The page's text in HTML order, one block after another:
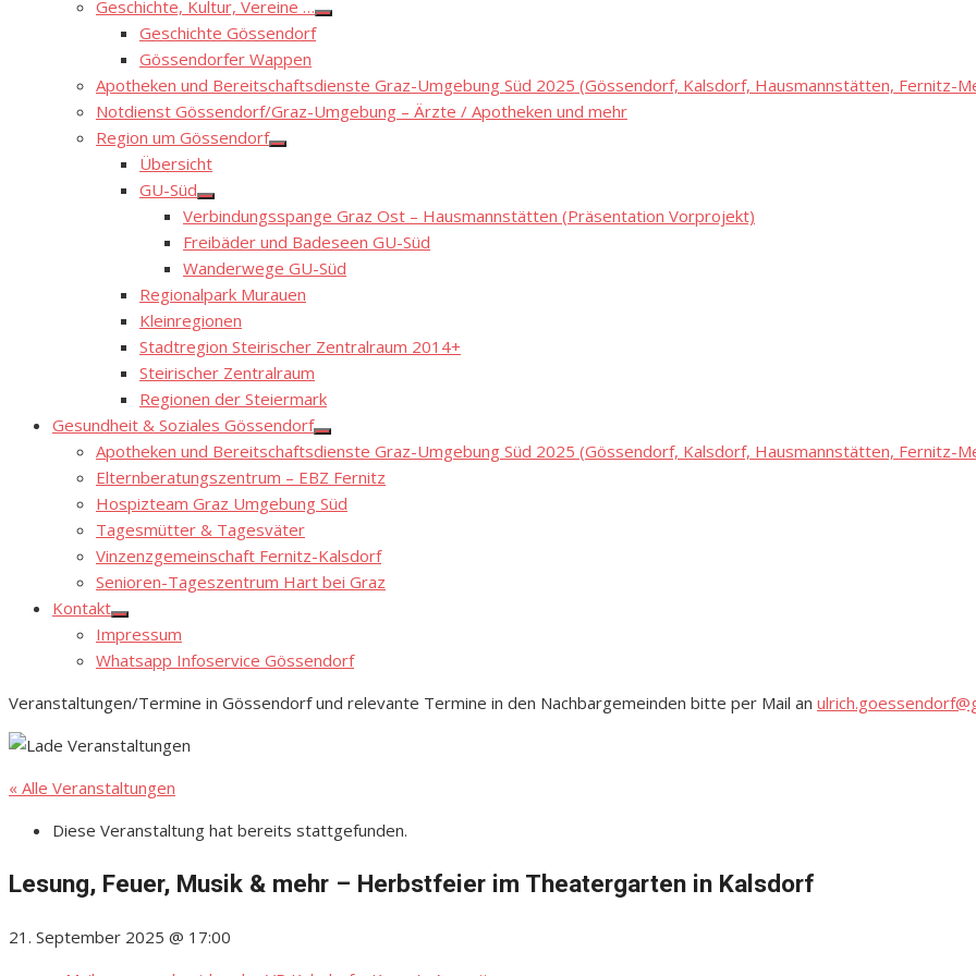
Geschichte, Kultur, Vereine …
Show
Geschichte Gössendorf
Gössendorfer Wappen
Apotheken und Bereitschaftsdienste Graz-Umgebung Süd 2025 (Gössendorf, Kalsdorf, Hausmannstätten, Fernitz-
Notdienst Gössendorf/Graz-Umgebung – Ärzte / Apotheken und mehr
Region um Gössendorf
Show
Übersicht
GU-Süd
Show
sub
menu
Verbindungsspange Graz Ost – Hausmannstätten (Präsentation Vorprojekt)
Freibäder und Badeseen GU-Süd
Wanderwege GU-Süd
Regionalpark Murauen
Kleinregionen
Stadtregion Steirischer Zentralraum 2014+
Steirischer Zentralraum
Regionen der Steiermark
Gesundheit & Soziales Gössendorf
Show
sub
menu
Apotheken und Bereitschaftsdienste Graz-Umgebung Süd 2025 (Gössendorf, Kalsdorf, Hausmannstätten, Fernitz-
Elternberatungszentrum – EBZ Fernitz
Hospizteam Graz Umgebung Süd
Tagesmütter & Tagesväter
Vinzenzgemeinschaft Fernitz-Kalsdorf
Senioren-Tageszentrum Hart bei Graz
Kontakt
Show
sub
menu
Impressum
Whatsapp Infoservice Gössendorf
Veranstaltungen/Termine in Gössendorf und relevante Termine in den Nachbargemeinden bitte per Mail an
« Alle Veranstaltungen
Diese Veranstaltung hat bereits stattgefunden.
Lesung, Feuer, Musik & mehr – Herbstfeier im Theatergarten in Kalsdorf
21. September 2025 @ 17:00